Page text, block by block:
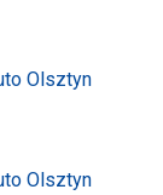
Olsztyn
Olsztyn